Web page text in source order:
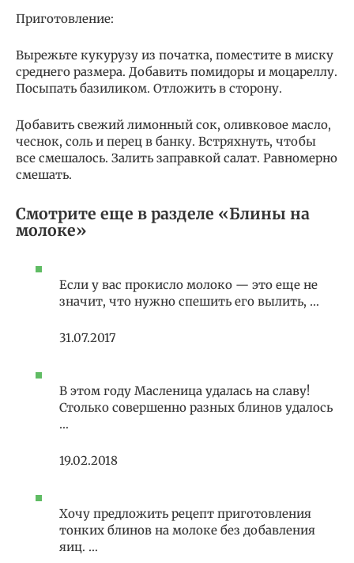
Приготовление:
Вырежьте кукурузу из початка, поместите в миску
среднего размера. Добавить помидоры и моцареллу.
Посыпать базиликом. Отложить в сторону.
Добавить свежий лимонный сок, оливковое масло,
чеснок, соль и перец в банку. Встряхнуть, чтобы
все смешалось. Залить заправкой салат. Равномерно
смешать.
Смотрите еще в разделе «Блины на
молоке»
Если у вас прокисло молоко — это еще не
значит, что нужно спешить его вылить, …
31.07.2017
В этом году Масленица удалась на славу!
Столько совершенно разных блинов удалось
…
19.02.2018
Хочу предложить рецепт приготовления
тонких блинов на молоке без добавления
яиц. …